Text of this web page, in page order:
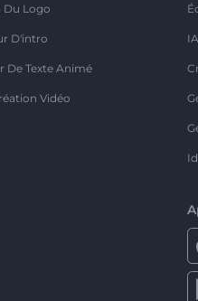
Logo
D'intro
De Texte Animé
Vidéo